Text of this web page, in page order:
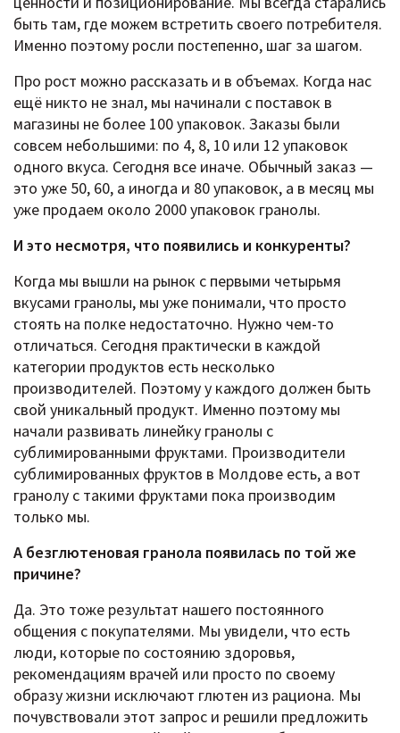
быть там, где можем встретить своего потребителя.
Именно поэтому росли постепенно, шаг за шагом.
Про рост можно рассказать и в объемах. Когда нас
ещё никто не знал, мы начинали с поставок в
магазины не более 100 упаковок. Заказы были
совсем небольшими: по 4, 8, 10 или 12 упаковок
одного вкуса. Сегодня все иначе. Обычный заказ —
это уже 50, 60, а иногда и 80 упаковок, а в месяц мы
уже продаем около 2000 упаковок гранолы.
И это несмотря, что появились и конкуренты?
Когда мы вышли на рынок с первыми четырьмя
вкусами гранолы, мы уже понимали, что просто
стоять на полке недостаточно. Нужно чем-то
отличаться. Сегодня практически в каждой
категории продуктов есть несколько
производителей. Поэтому у каждого должен быть
свой уникальный продукт. Именно поэтому мы
начали развивать линейку гранолы с
сублимированными фруктами. Производители
сублимированных фруктов в Молдове есть, а вот
гранолу с такими фруктами пока производим
только мы.
А безглютеновая гранола появилась по той же
причине?
Да. Это тоже результат нашего постоянного
общения с покупателями. Мы увидели, что есть
люди, которые по состоянию здоровья,
рекомендациям врачей или просто по своему
образу жизни исключают глютен из рациона. Мы
почувствовали этот запрос и решили предложить